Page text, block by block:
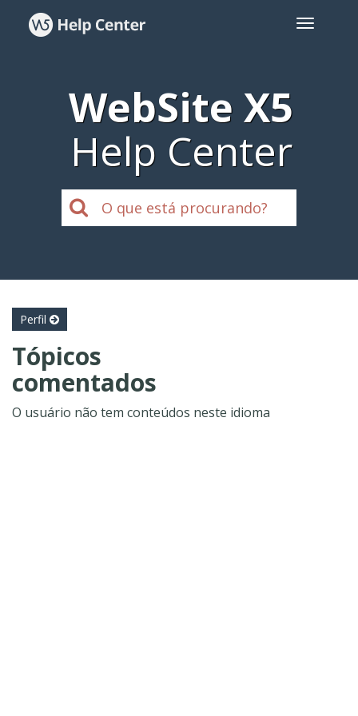
WebSite X5
Help Center
Perfil
Tópicos
comentados
O usuário não tem conteúdos neste idioma